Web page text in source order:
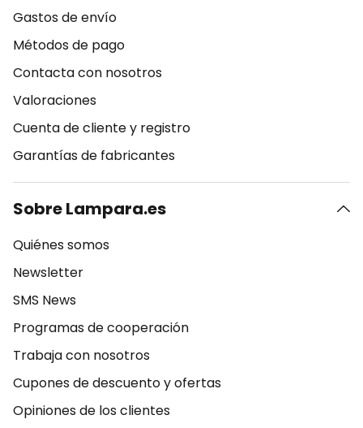
Gastos de envío
Métodos de pago
Contacta con nosotros
Valoraciones
Cuenta de cliente y registro
Garantías de fabricantes
Sobre Lampara.es
Quiénes somos
Newsletter
SMS News
Programas de cooperación
Trabaja con nosotros
Cupones de descuento y ofertas
Opiniones de los clientes